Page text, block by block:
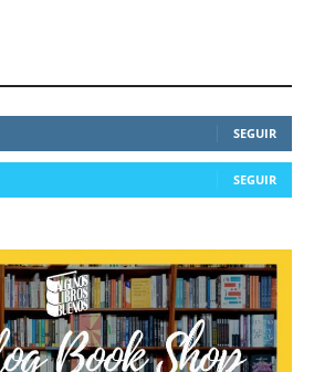
SEGUIR
SEGUIR